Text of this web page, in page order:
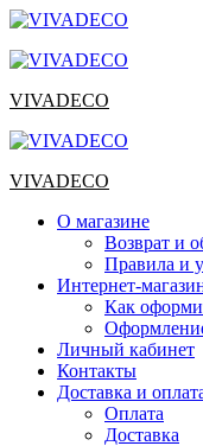
Перейти
содержимому
VIVADECO
VIVADECO
О магазине
Возврат и
Правила и
Интернет-
Как
Личный кабинет
Контакты
Доставка и
Оплата
Доставка